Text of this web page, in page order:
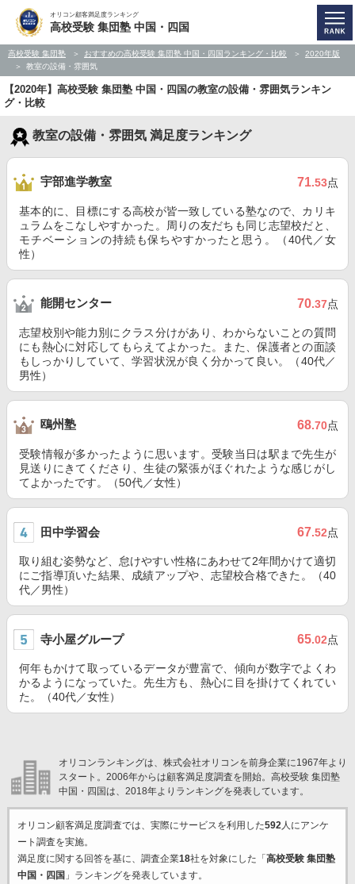
オリコン顧客満足度ランキング
高校受験 集団塾 中国・四国
高校受験 集団塾 おすすめの高校受験 集団塾 中国・四国ランキング・比較
2020年版
教室の設備・雰囲気
【2020年】高校受験 集団塾 中国・四国の教室の設備・雰囲気ランキン
グ・比較
教室の設備・雰囲気 満足度ランキング
宇部進学教室 71.53点
基本的に、目標にする高校が皆一致している塾なので、カリキ
ュラムをこなしやすかった。周りの友だちも同じ志望校だと、
モチベーションの持続も保ちやすかったと思う。（40代／女
性）
能開センター 70.37点
志望校別や能力別にクラス分けがあり、わからないことの質問
にも熱心に対応してもらえてよかった。また、保護者との面談
もしっかりしていて、学習状況が良く分かって良い。（40代／
男性）
鴎州塾 68.70点
受験情報が多かったように思います。受験当日は駅まで先生が
見送りにきてくださり、生徒の緊張がほぐれたような感じがし
てよかったです。（50代／女性）
田中学習会 67.52点
取り組む姿勢など、怠けやすい性格にあわせて2年間かけて適切
にご指導頂いた結果、成績アップや、志望校合格できた。（40
代／男性）
寺小屋グループ 65.02点
何年もかけて取っているデータが豊富で、傾向が数字でよくわ
かるようになっていた。先生方も、熱心に目を掛けてくれてい
た。（40代／女性）
オリコンランキングは、株式会社オリコンを前身企業に1967年より
スタート。2006年からは顧客満足度調査を開始。高校受験 集団塾
中国・四国は、2018年よりランキングを発表しています。
オリコン顧客満足度調査では、実際にサービスを利用した592人にアンケ
ート調査を実施。
満足度に関する回答を基に、調査企業18社を対象にした「 高校受験 集団塾
中国・四国 」ランキングを発表しています。